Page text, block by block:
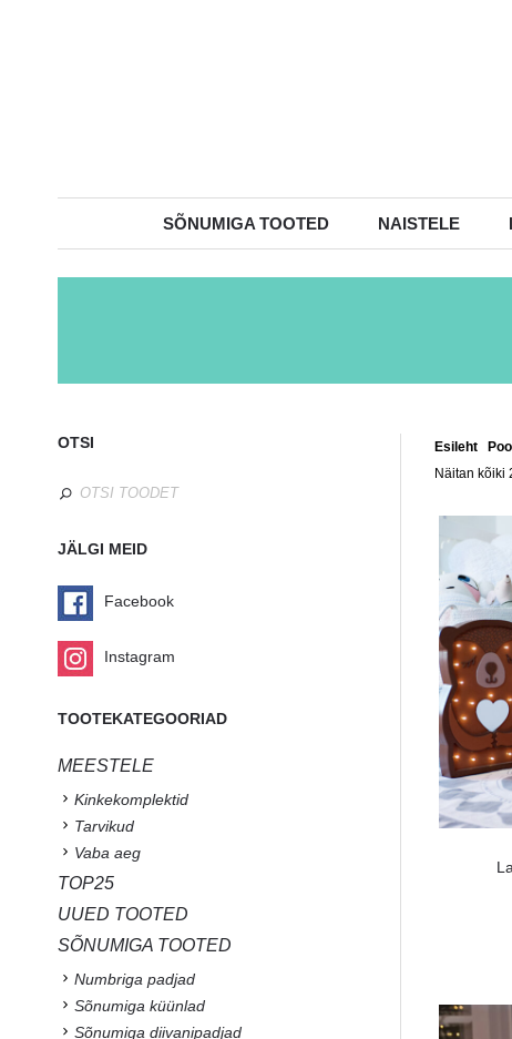
SÕNUMIGA TOOTED NAISTELE
Esileht /
Näitan kõiki
OTSI
JÄLGI MEID
Facebook
Instagram
TOOTEKATEGOORIAD
MEESTELE
Kinkekomplektid
Tarvikud
Vaba aeg
TOP25
UUED TOOTED
SÕNUMIGA TOOTED
Numbriga padjad
Sõnumiga küünlad
Sõnumiga diivanipadjad